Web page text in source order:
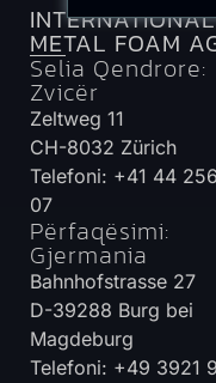
INTERNATIONAL
METAL FOAM
Selia Qendrore:
Zvicër
Zeltweg 11
CH-8032 Zürich
Telefoni: +41 44
07
Përfaqësimi:
Gjermania
Bahnhofstrasse 27
D-39288 Burg bei
Magdeburg
Telefoni: +49 3921